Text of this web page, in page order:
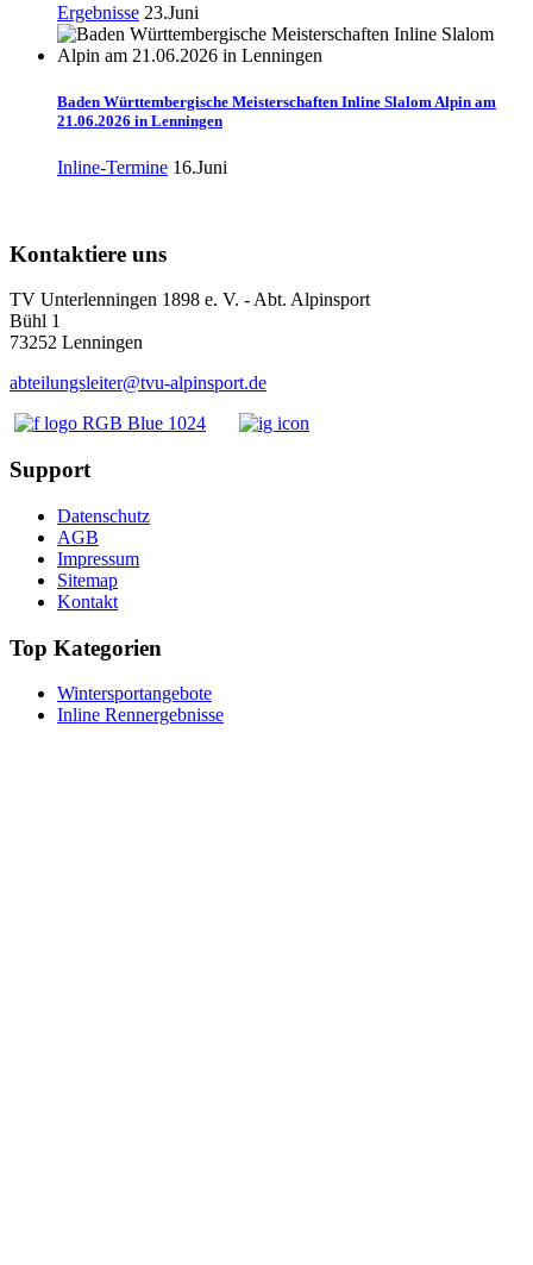
Ergebnisse 23.Juni
Baden Württembergische Meisterschaften Inline Slalom Alpin am
21.06.2026 in Lenningen
Inline-Termine 16.Juni
Kontaktiere uns
TV Unterlenningen 1898 e. V. - Abt. Alpinsport
Bühl 1
73252 Lenningen
abteilungsleiter@tvu-alpinsport.de
Support
Datenschutz
AGB
Impressum
Sitemap
Kontakt
Top Kategorien
Wintersportangebote
Inline Rennergebnisse